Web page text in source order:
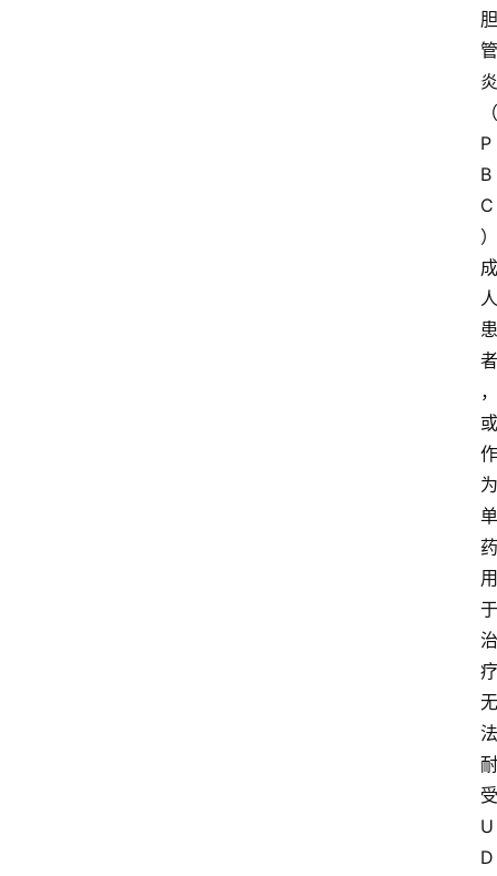
胆
管
炎
（
P
B
C
）
成
人
患
者
，
或
作
为
单
药
用
于
治
疗
无
法
耐
受
U
D